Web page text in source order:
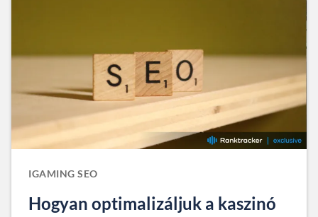
IGAMING SEO
Hogyan optimalizáljuk a kaszinó